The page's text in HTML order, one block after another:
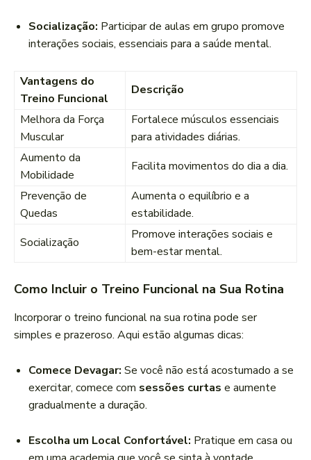
Socialização: Participar de aulas em grupo promove
interações sociais, essenciais para a saúde mental.
Vantagens do
Treino Funcional
Descrição
Melhora da Força
Muscular
Fortalece músculos essenciais
para atividades diárias.
Aumento da
Mobilidade
Facilita movimentos do dia a dia.
Prevenção de
Quedas
Aumenta o equilíbrio e a
estabilidade.
Socialização
Promove interações sociais e
bem-estar mental.
Como Incluir o Treino Funcional na Sua Rotina
Incorporar o treino funcional na sua rotina pode ser
simples e prazeroso. Aqui estão algumas dicas:
Comece Devagar: Se você não está acostumado a se
exercitar, comece com sessões curtas e aumente
gradualmente a duração.
Escolha um Local Confortável: Pratique em casa ou